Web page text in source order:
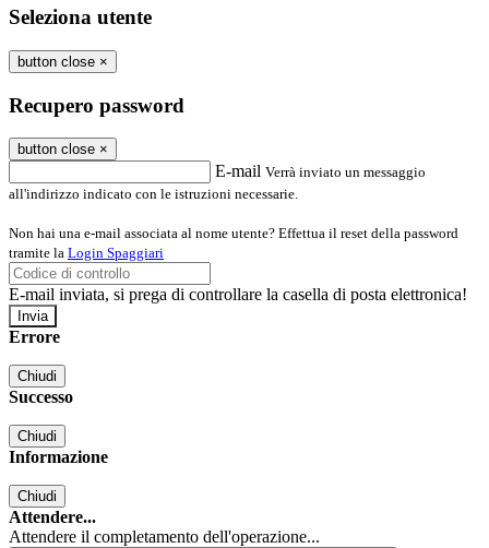
Seleziona utente
button close ×
Recupero password
button close ×
E-mail Verrà inviato un messaggio
all'indirizzo indicato con le istruzioni necessarie.
Non hai una e-mail associata al nome utente? Effettua il reset della password
tramite la Login Spaggiari
E-mail inviata, si prega di controllare la casella di posta elettronica!
Errore
Chiudi
Successo
Chiudi
Informazione
Chiudi
Attendere...
Attendere il completamento dell'operazione...